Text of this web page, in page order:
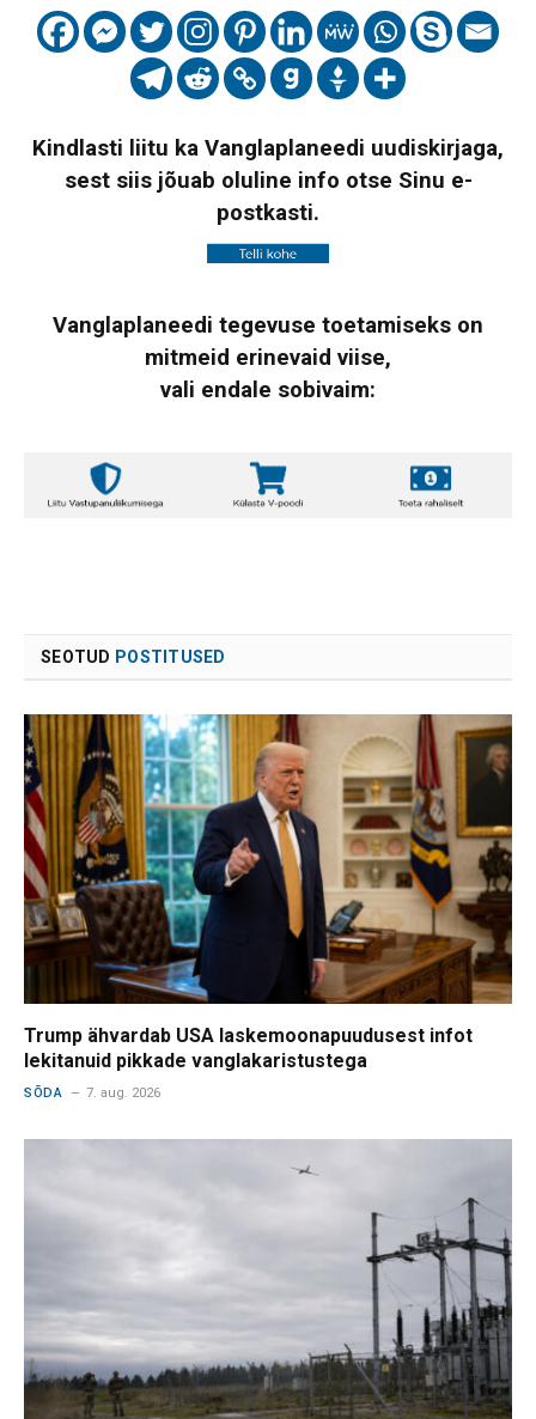
Kindlasti liitu ka Vanglaplaneedi uudiskirjaga,
sest siis jõuab oluline info otse Sinu e-
postkasti.
Vanglaplaneedi tegevuse toetamiseks on
mitmeid erinevaid viise,
vali endale sobivaim:
SEOTUD POSTITUSED
Trump ähvardab USA laskemoonapuudusest infot
lekitanuid pikkade vanglakaristustega
SÕDA 7. aug. 2026